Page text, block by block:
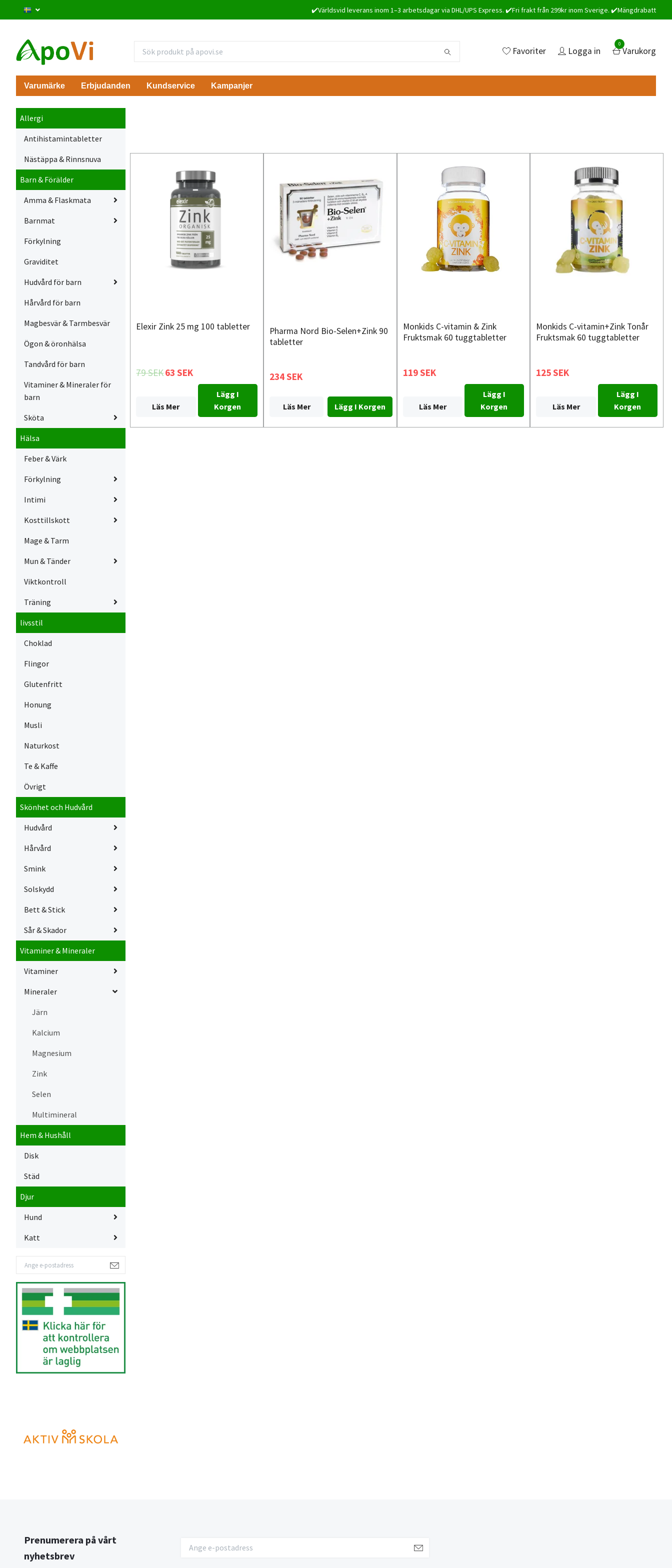
✔️Världsvid leverans inom 1–3 arbetsdagar via DHL/UPS Express. ✔️Fri frakt från 299kr inom Sverige. ✔️Mängdrabatt
Favoriter Logga in
0
Varukorg
Varumärke Erbjudanden Kundservice Kampanjer
Allergi
Antihistamintabletter
Nästäppa & Rinnsnuva
Barn & Förälder
Amma & Flaskmata
Barnmat
Förkylning
Graviditet
Hudvård för barn
Hårvård för barn
Magbesvär & Tarmbesvär
Ögon & öronhälsa
Tandvård för barn
Vitaminer & Mineraler för
barn
Sköta
Hälsa
Feber & Värk
Förkylning
Intimi
Kosttillskott
Mage & Tarm
Mun & Tänder
Viktkontroll
Träning
livsstil
Choklad
Flingor
Glutenfritt
Honung
Musli
Naturkost
Te & Kaffe
Övrigt
Skönhet och Hudvård
Hudvård
Hårvård
Smink
Solskydd
Bett & Stick
Sår & Skador
Vitaminer & Mineraler
Vitaminer
Mineraler
Järn
Kalcium
Magnesium
Zink
Selen
Multimineral
Hem & Hushåll
Disk
Städ
Djur
Hund
Katt
Elexir Zink 25 mg 100 tabletter
79 SEK63 SEK
Läs Mer
Lägg I
Korgen
Pharma Nord Bio-Selen+Zink 90
tabletter
234 SEK
Läs Mer
Monkids C-vitamin & Zink
Fruktsmak 60 tuggtabletter
119 SEK
Läs Mer
Lägg I
Korgen
Monkids C-vitamin+Zink Tonår
Fruktsmak 60 tuggtabletter
125 SEK
Läs Mer
Lägg I
Korgen
Prenumerera på vårt
nyhetsbrev